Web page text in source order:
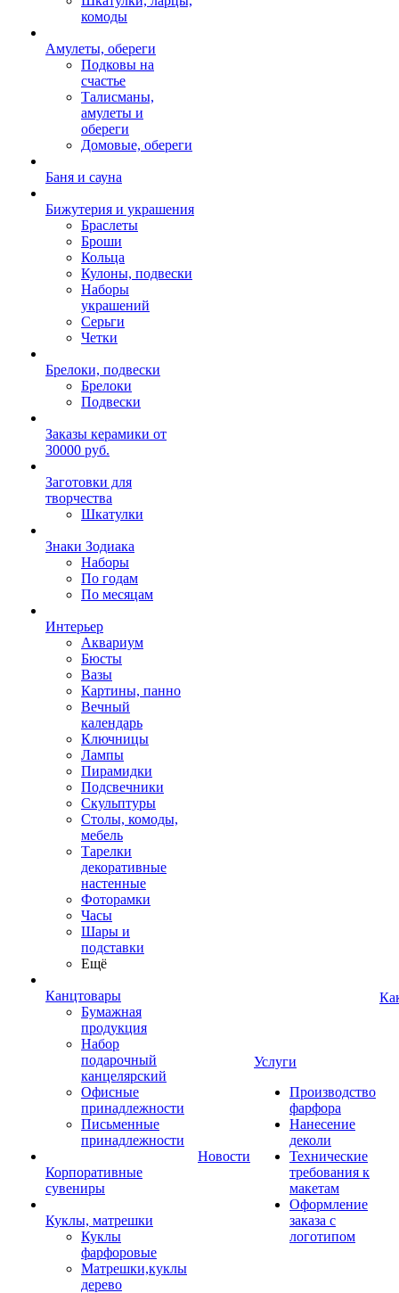
комоды
Амулеты, обереги
Подковы на
счастье
Талисманы,
амулеты и
обереги
Домовые, обереги
Баня и сауна
Бижутерия и украшения
Браслеты
Броши
Кольца
Кулоны, подвески
Наборы
украшений
Серьги
Четки
Брелоки, подвески
Брелоки
Подвески
Заказы керамики от
30000 руб.
Заготовки для
творчества
Шкатулки
Знаки Зодиака
Наборы
По годам
По месяцам
Интерьер
Аквариум
Бюсты
Вазы
Картины, панно
Вечный
календарь
Ключницы
Лампы
Пирамидки
Подсвечники
Скульптуры
Столы, комоды,
мебель
Тарелки
декоративные
настенные
Фоторамки
Часы
Шары и
подставки
Ещё
Канцтовары
Бумажная
продукция
Набор
подарочный
канцелярский
Офисные
принадлежности
Письменные
принадлежности
Корпоративные
сувениры
Куклы, матрешки
Куклы
фарфоровые
Матрешки,куклы
дерево
Новости
Услуги
Производство
фарфора
Нанесение
деколи
Технические
требования к
макетам
Оформление
заказа с
логотипом